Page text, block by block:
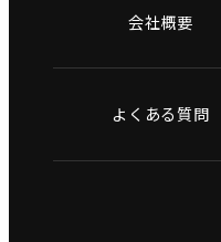
会社概要
よくある質問